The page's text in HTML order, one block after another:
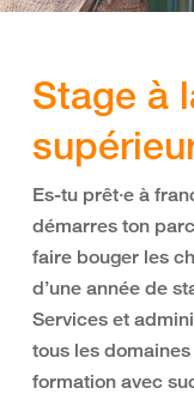
Stage à
Es-tu prêt·e à
démarres ton
faire bouger les
d’une année de
Services et
tous les
formation avec